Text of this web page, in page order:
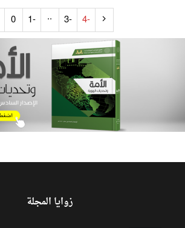
-4
-3
..
-1
0
زوايا المجلة